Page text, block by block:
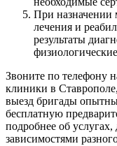
При назначении
лечения и
результаты
Звоните по телефону
клиники в
выезд бригады
бесплатную
подробнее об
зависимостями